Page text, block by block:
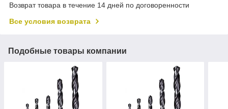
Возврат товара в течение 14 дней по договоренности
Все условия возврата
Подобные товары компании